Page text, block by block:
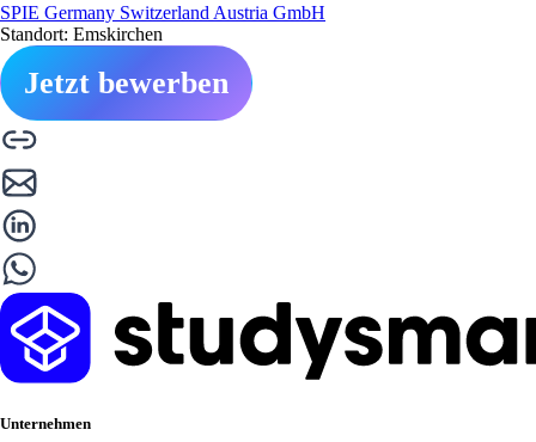
SPIE Germany Switzerland Austria GmbH
Standort: Emskirchen
Jetzt bewerben
Unternehmen